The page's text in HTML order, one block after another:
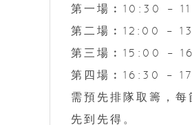
第一場︰10:30 –
第二場︰12:00 –
第三場︰15:00 –
第四場︰16:30 –
需預先排隊取籌，
先到先得。